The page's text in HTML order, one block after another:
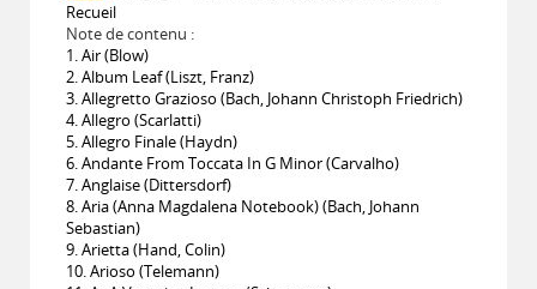
Recueil
Note de contenu :
1. Air (Blow)
2. Album Leaf (Liszt, Franz)
3. Allegretto Grazioso (Bach, Johann Christoph Friedrich)
4. Allegro (Scarlatti)
5. Allegro Finale (Haydn)
6. Andante From Toccata In G Minor (Carvalho)
7. Anglaise (Dittersdorf)
8. Aria (Anna Magdalena Notebook) (Bach, Johann
Sebastian)
9. Arietta (Hand, Colin)
10. Arioso (Telemann)